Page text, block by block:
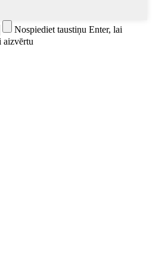
Nospiediet taustiņu Enter, lai
aizvērtu